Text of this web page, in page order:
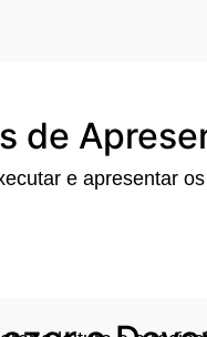
de
e apresentar